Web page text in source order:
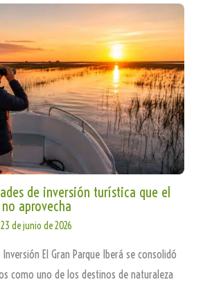
de inversión turística que el
aprovecha
23 de junio de 2026
El Gran Parque Iberá se consolidó
como uno de los destinos de naturaleza